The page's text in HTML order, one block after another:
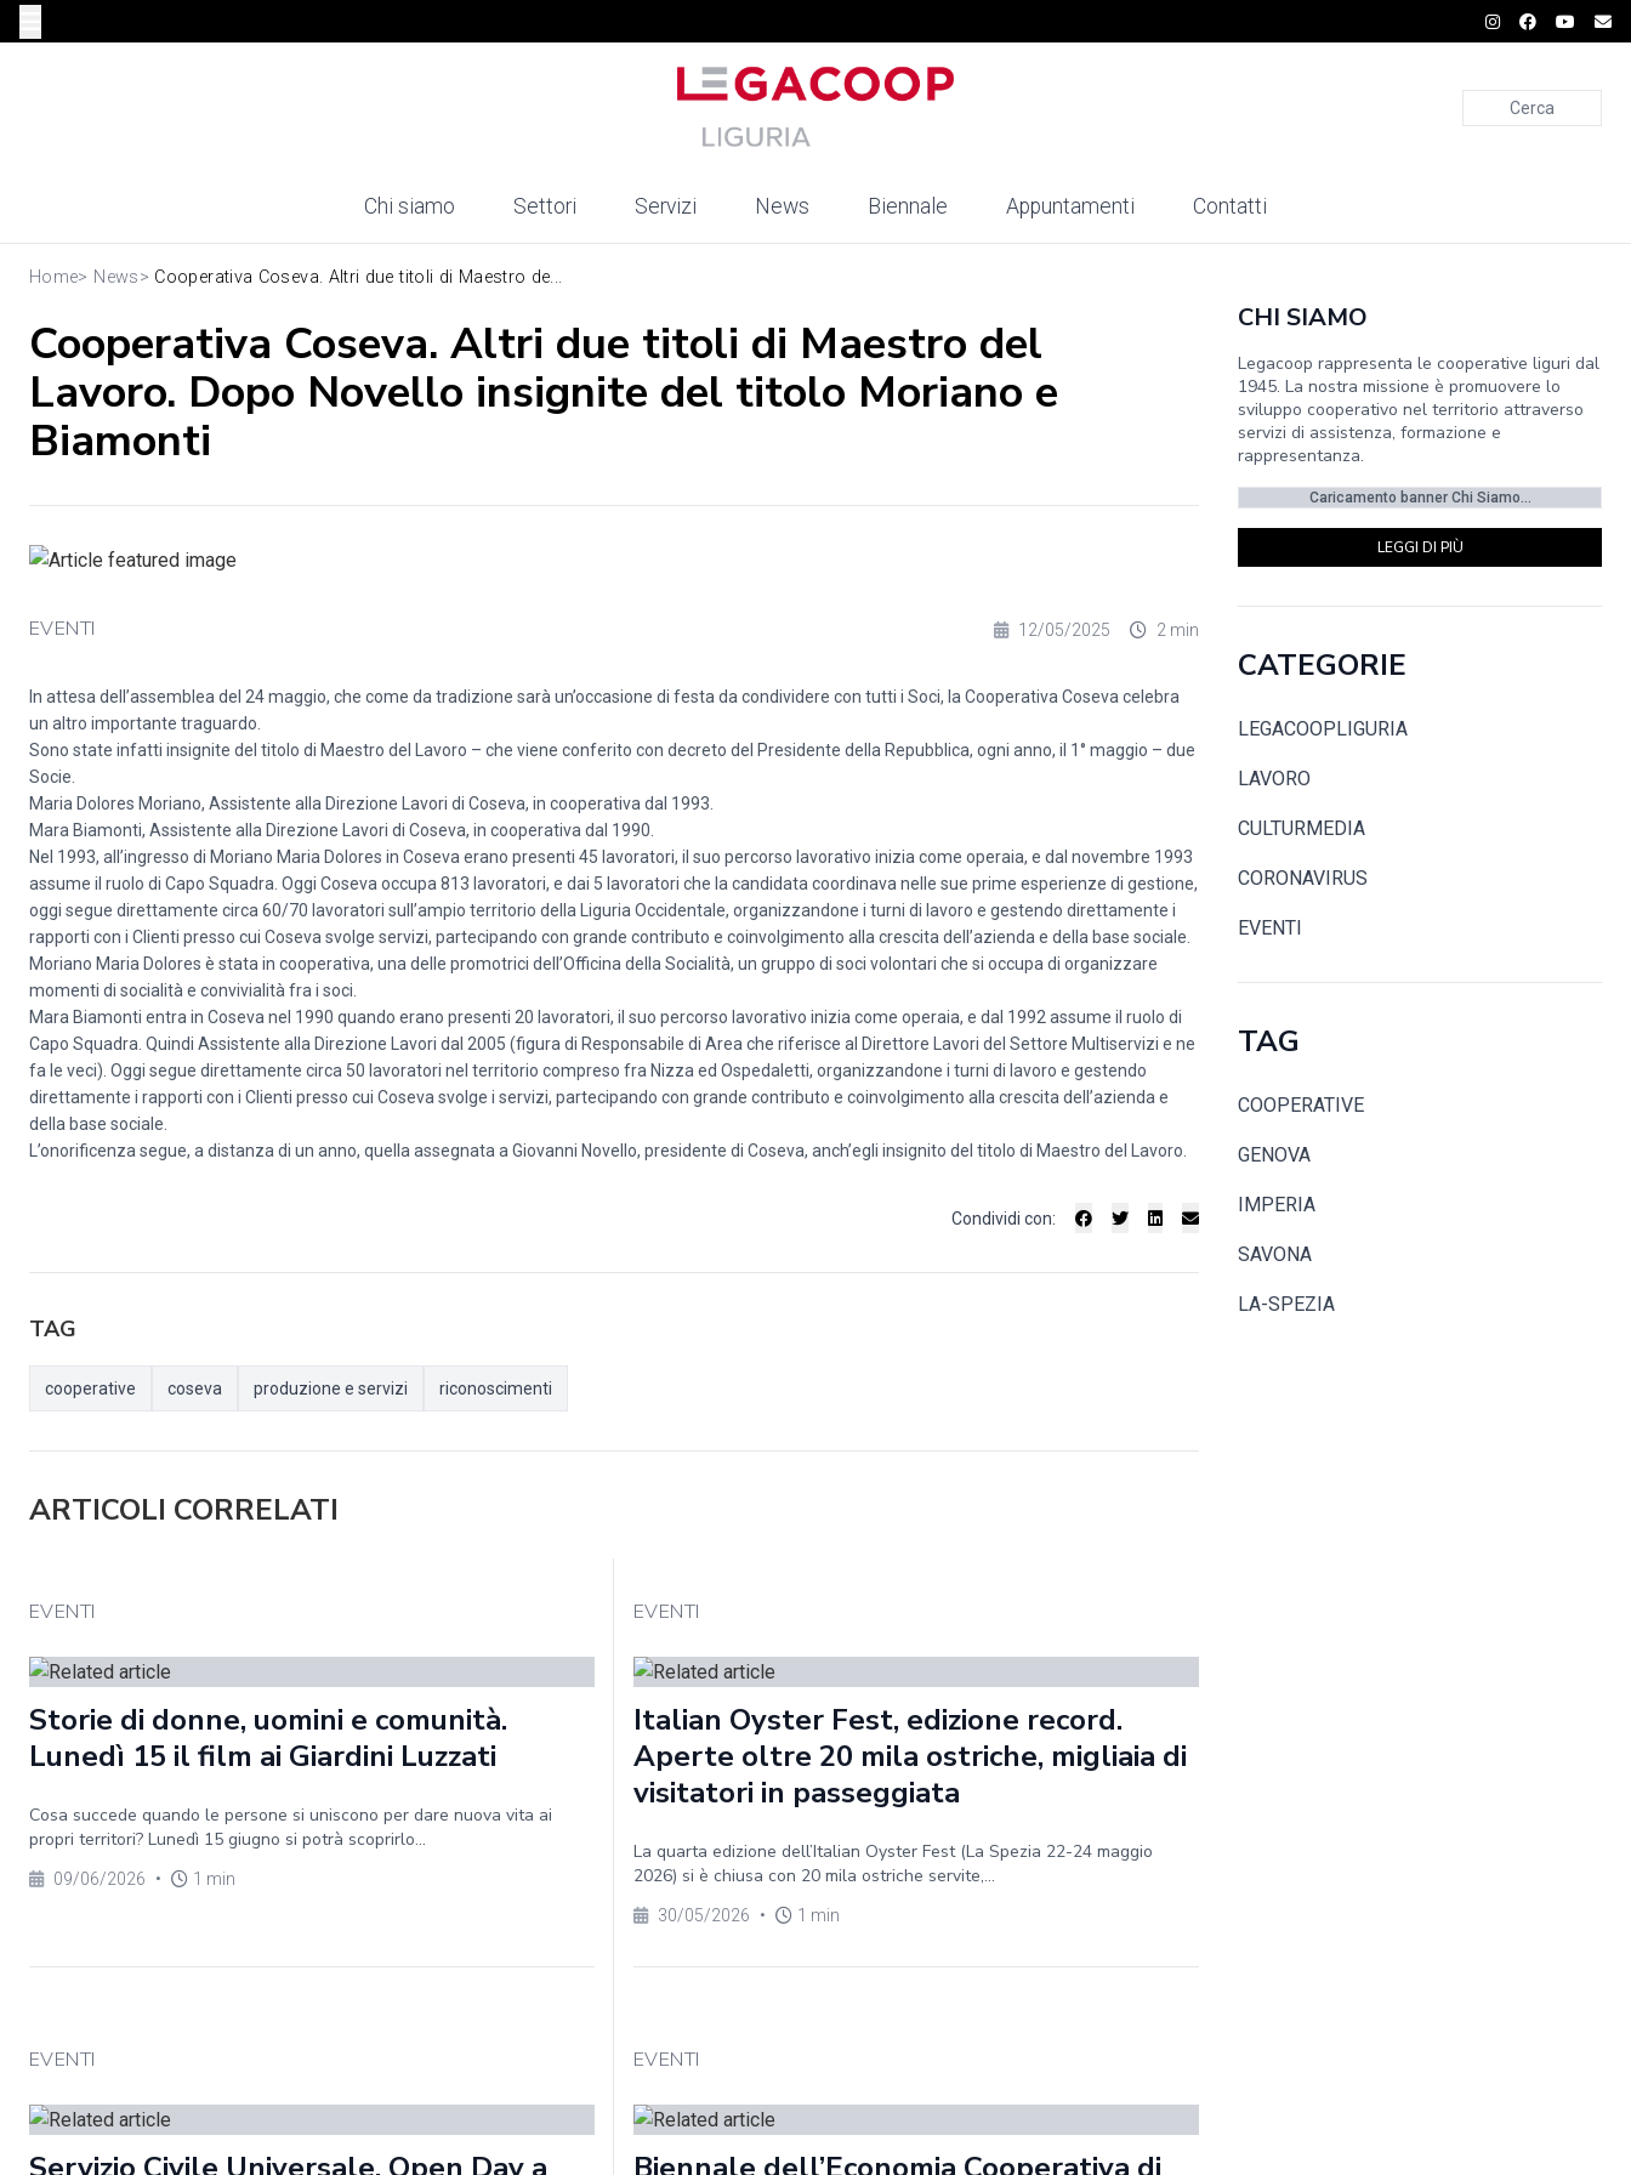
Cerca
Chi siamo Settori Servizi News Biennale Appuntamenti Contatti
Home> News> Cooperativa Coseva. Altri due titoli di Maestro de...
Cooperativa Coseva. Altri due titoli di Maestro del
Lavoro. Dopo Novello insignite del titolo Moriano e
Biamonti
EVENTI 12/05/2025 2 min
In attesa dell’assemblea del 24 maggio, che come da tradizione sarà un’occasione di festa da condividere con tutti i Soci, la Cooperativa Coseva celebra
un altro importante traguardo.
Sono state infatti insignite del titolo di Maestro del Lavoro – che viene conferito con decreto del Presidente della Repubblica, ogni anno, il 1° maggio – due
Socie.
Maria Dolores Moriano, Assistente alla Direzione Lavori di Coseva, in cooperativa dal 1993.
Mara Biamonti, Assistente alla Direzione Lavori di Coseva, in cooperativa dal 1990.
Nel 1993, all’ingresso di Moriano Maria Dolores in Coseva erano presenti 45 lavoratori, il suo percorso lavorativo inizia come operaia, e dal novembre 1993
assume il ruolo di Capo Squadra. Oggi Coseva occupa 813 lavoratori, e dai 5 lavoratori che la candidata coordinava nelle sue prime esperienze di gestione,
oggi segue direttamente circa 60/70 lavoratori sull’ampio territorio della Liguria Occidentale, organizzandone i turni di lavoro e gestendo direttamente i
rapporti con i Clienti presso cui Coseva svolge servizi, partecipando con grande contributo e coinvolgimento alla crescita dell’azienda e della base sociale.
Moriano Maria Dolores è stata in cooperativa, una delle promotrici dell’Officina della Socialità, un gruppo di soci volontari che si occupa di organizzare
momenti di socialità e convivialità fra i soci.
Mara Biamonti entra in Coseva nel 1990 quando erano presenti 20 lavoratori, il suo percorso lavorativo inizia come operaia, e dal 1992 assume il ruolo di
Capo Squadra. Quindi Assistente alla Direzione Lavori dal 2005 (figura di Responsabile di Area che riferisce al Direttore Lavori del Settore Multiservizi e ne
fa le veci). Oggi segue direttamente circa 50 lavoratori nel territorio compreso fra Nizza ed Ospedaletti, organizzandone i turni di lavoro e gestendo
direttamente i rapporti con i Clienti presso cui Coseva svolge i servizi, partecipando con grande contributo e coinvolgimento alla crescita dell’azienda e
della base sociale.
L’onorificenza segue, a distanza di un anno, quella assegnata a Giovanni Novello, presidente di Coseva, anch’egli insignito del titolo di Maestro del Lavoro.
Condividi con:
TAG
cooperative coseva produzione e servizi riconoscimenti
ARTICOLI CORRELATI
EVENTI
Storie di donne, uomini e comunità.
Lunedì 15 il film ai Giardini Luzzati
Cosa succede quando le persone si uniscono per dare nuova vita ai
propri territori? Lunedì 15 giugno si potrà scoprirlo...
09/06/2026 • 1 min
EVENTI
Italian Oyster Fest, edizione record.
Aperte oltre 20 mila ostriche, migliaia di
visitatori in passeggiata
La quarta edizione dell’Italian Oyster Fest (La Spezia 22-24 maggio
2026) si è chiusa con 20 mila ostriche servite,...
30/05/2026 • 1 min
EVENTI EVENTI
CHI SIAMO
Legacoop rappresenta le cooperative liguri dal
1945. La nostra missione è promuovere lo
sviluppo cooperativo nel territorio attraverso
servizi di assistenza, formazione e
rappresentanza.
Caricamento banner Chi Siamo...
LEGGI DI PIÙ
CATEGORIE
LEGACOOPLIGURIA
LAVORO
CULTURMEDIA
CORONAVIRUS
EVENTI
TAG
COOPERATIVE
GENOVA
IMPERIA
SAVONA
LA-SPEZIA